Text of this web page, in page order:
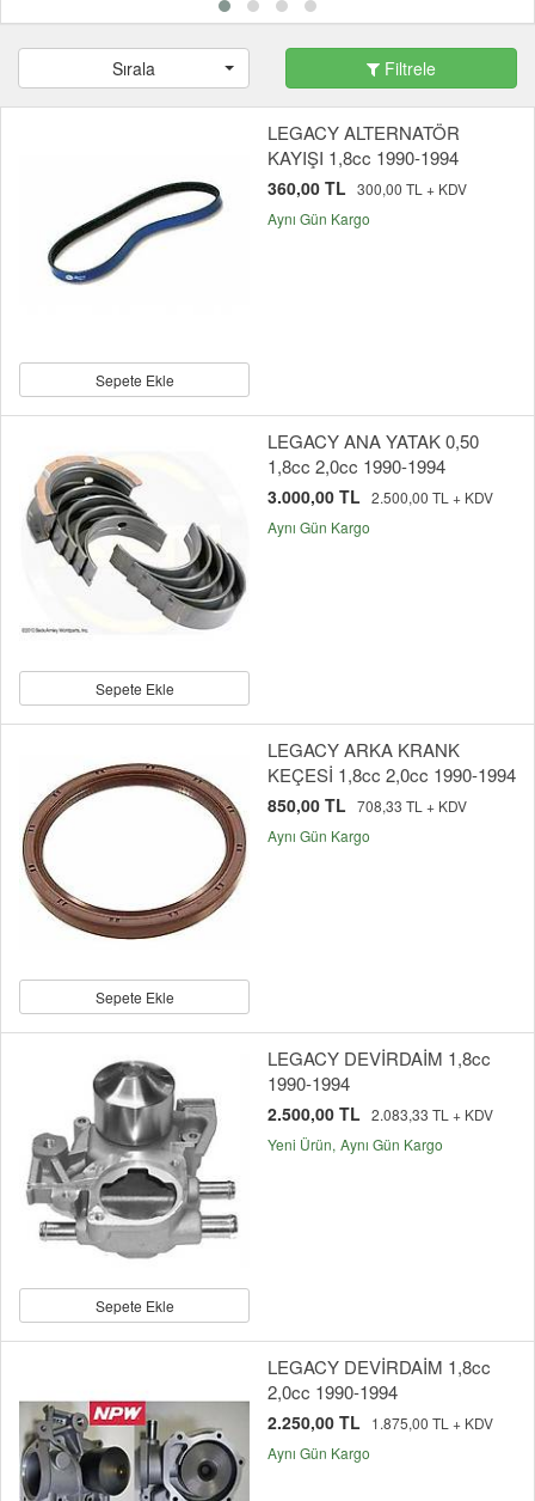
Sırala Filtrele
Sepete Ekle
LEGACY ALTERNATÖR
KAYIŞI 1,8cc 1990-1994
360,00 TL 300,00 TL + KDV
Aynı Gün Kargo
Sepete Ekle
LEGACY ANA YATAK 0,50
1,8cc 2,0cc 1990-1994
3.000,00 TL 2.500,00 TL + KDV
Aynı Gün Kargo
Sepete Ekle
LEGACY ARKA KRANK
KEÇESİ 1,8cc 2,0cc 1990-1994
850,00 TL 708,33 TL + KDV
Aynı Gün Kargo
Sepete Ekle
LEGACY DEVİRDAİM 1,8cc
1990-1994
2.500,00 TL 2.083,33 TL + KDV
Yeni Ürün Aynı Gün Kargo
LEGACY DEVİRDAİM 1,8cc
2,0cc 1990-1994
2.250,00 TL
1.875,00 TL + KDV
Aynı Gün Kargo